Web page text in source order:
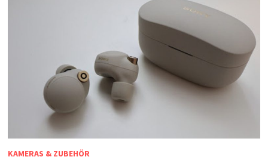
KAMERAS & ZUBEHÖR